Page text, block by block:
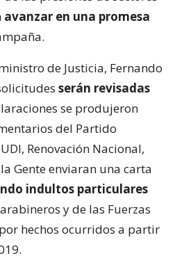
avanzar en una promesa
de Justicia, Fernando
serán revisadas
se produjeron
del Partido
Renovación Nacional,
Gente enviaran una carta
indultos particulares
y de las Fuerzas
hechos ocurridos a partir